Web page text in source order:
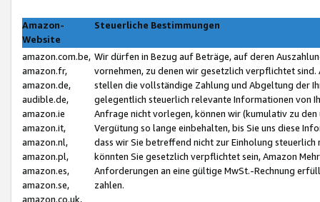
Amazon-
Website
Steuerliche Bestimmungen
amazon.com.be,
amazon.fr,
amazon.de,
audible.de,
amazon.ie
amazon.it,
amazon.nl,
amazon.pl,
amazon.es,
amazon.se,
amazon.co.uk,
Wir dürfen in Bezug auf Beträge, auf deren
vornehmen, zu denen wir gesetzlich verpflichtet
stellen die vollständige Zahlung und Abgeltung der
gelegentlich steuerlich relevante Informationen von
Anfrage nicht vorlegen, können wir (kumulativ zu
Vergütung so lange einbehalten, bis Sie uns diese
dass wir Sie betreffend nicht zur Einholung
könnten Sie gesetzlich verpflichtet sein, Amazon
Anforderungen an eine gültige MwSt.-Rechnung
zahlen.